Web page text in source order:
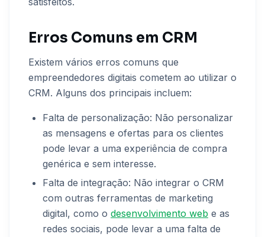
Erros Comuns em CRM
Existem vários erros comuns que
empreendedores digitais cometem ao utilizar o
CRM. Alguns dos principais incluem:
Falta de personalização: Não personalizar
as mensagens e ofertas para os clientes
pode levar a uma experiência de compra
genérica e sem interesse.
Falta de integração: Não integrar o CRM
com outras ferramentas de marketing
digital, como o desenvolvimento web e as
redes sociais, pode levar a uma falta de